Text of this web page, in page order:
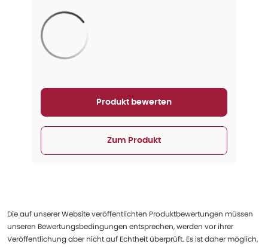
Aktualisieren...
Produkt bewerten
Zum Produkt
Die auf unserer Website veröffentlichten Produktbewertungen müssen
unseren Bewertungsbedingungen entsprechen, werden vor ihrer
Veröffentlichung aber nicht auf Echtheit überprüft. Es ist daher möglich,